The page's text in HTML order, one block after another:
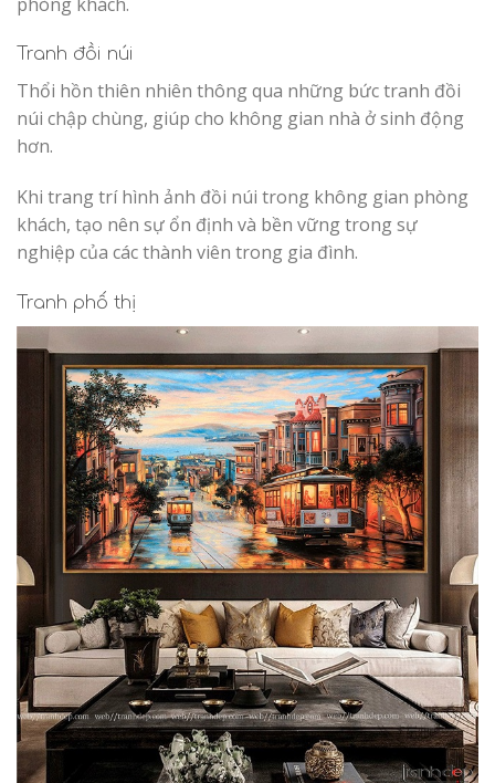
Tranh đồi núi
Thổi hồn thiên nhiên thông qua những bức tranh đồi
núi chập chùng, giúp cho không gian nhà ở sinh động
hơn.
Khi trang trí hình ảnh đồi núi trong không gian phòng
khách, tạo nên sự ổn định và bền vững trong sự
nghiệp của các thành viên trong gia đình.
Tranh phố thị